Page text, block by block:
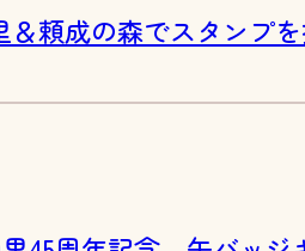
＆頼成の森でスタンプ